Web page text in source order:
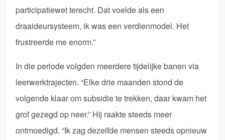
participatiewet terecht. Dat voelde als een
draaideursysteem, ik was een verdienmodel. Het
frustreerde me enorm.”
In die periode volgden meerdere tijdelijke banen via
leerwerktrajecten. “Elke drie maanden stond de
volgende klaar om subsidie te trekken, daar kwam het
grof gezegd op neer.” Hij raakte steeds meer
ontmoedigd. “Ik zag dezelfde mensen steeds opnieuw